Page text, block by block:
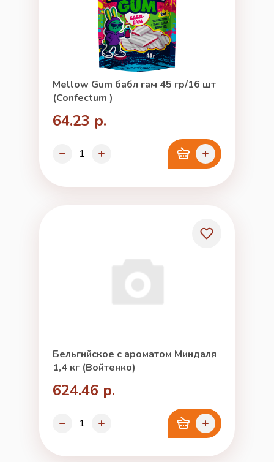
Mellow Gum бабл гам 45 гр/16 шт
(Confectum )
64.23 р.
Бельгийское с ароматом Миндаля
1,4 кг (Войтенко)
624.46 р.